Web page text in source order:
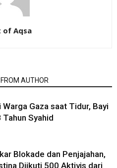
of Aqsa
AUTHOR
Warga Gaza saat Tidur, Bayi
Tahun Syahid
Blokade dan Penjajahan,
Diikuti 500 Aktivis dari